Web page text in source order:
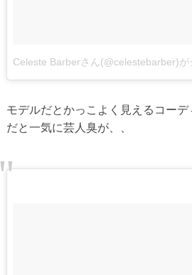
Celeste Barberさん(@celestebarber)が
モデルだとかっこよく見えるコー
だと一気に芸人臭が、、